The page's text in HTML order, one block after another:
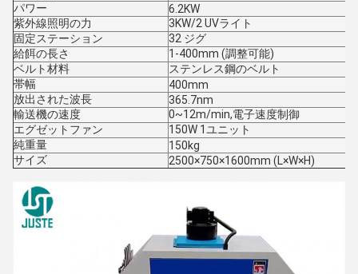
パワー
6.2KW
紫外線照明の力
3KW/2 UVライト
固定ステーション
32 ジグ
給餌の長さ
1-400mm (調整可能)
ベルト材料
ステンレス鋼のベルト
帯幅
400mm
放出された波長
365.7nm
輸送機の速度
0~12m/min,電子速度制御
エグゼットファン
150W 1ユニット
純重量
150kg
サイズ
2500×750×1600mm (L×W×H)